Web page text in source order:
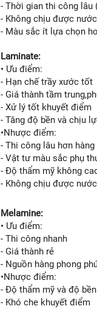
- Thời gian thi công lâu
- Không chịu được
- Màu sắc ít lựa chọn
Laminate:
• Ưu điểm:
- Hạn chế trầy xước tốt
- Giá thành tầm
- Xử lý tốt khuyết điểm
- Tăng độ bền và chịu
•Nhược điểm:
- Thi công lâu hơn
- Vật tư màu sắc phụ
- Độ thẩm mỹ không
- Không chịu được
Melamine:
• Ưu điểm:
- Thi công nhanh
- Giá thành rẻ
- Nguồn hàng phong
•Nhược điểm:
- Độ thẩm mỹ và độ
- Khó che khuyết điểm